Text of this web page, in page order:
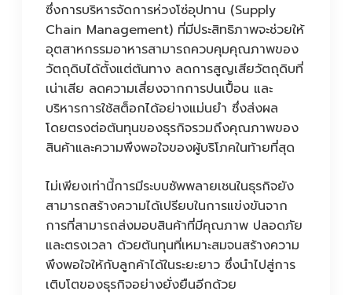
ซึ่งการบริหารจัดการห่วงโซ่อุปทาน (Supply
Chain Management) ที่มีประสิทธิภาพจะช่วยให้
อุตสาหกรรมอาหารสามารถควบคุมคุณภาพของ
วัตถุดิบได้ตั้งแต่ต้นทาง ลดการสูญเสียวัตถุดิบที่
เน่าเสีย ลดความเสี่ยงจากการปนเปื้อน และ
บริหารการใช้สต็อกได้อย่างแม่นยำ ซึ่งส่งผล
โดยตรงต่อต้นทุนของธุรกิจรวมถึงคุณภาพของ
สินค้าและความพึงพอใจของผู้บริโภคในท้ายที่สุด
ไม่เพียงเท่านี้การมีระบบซัพพลายเชนในธุรกิจยัง
สามารถสร้างความได้เปรียบในการแข่งขันจาก
การที่สามารถส่งมอบสินค้าที่มีคุณภาพ ปลอดภัย
และตรงเวลา ด้วยต้นทุนที่เหมาะสมจนสร้างความ
พึงพอใจให้กับลูกค้าได้ในระยะยาว ซึ่งนำไปสู่การ
เติบโตของธุรกิจอย่างยั่งยืนอีกด้วย